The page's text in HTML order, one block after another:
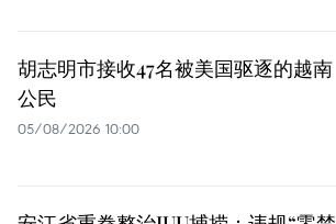
胡志明市接收47名被美国驱逐的越南
公民
05/08/2026 10:00